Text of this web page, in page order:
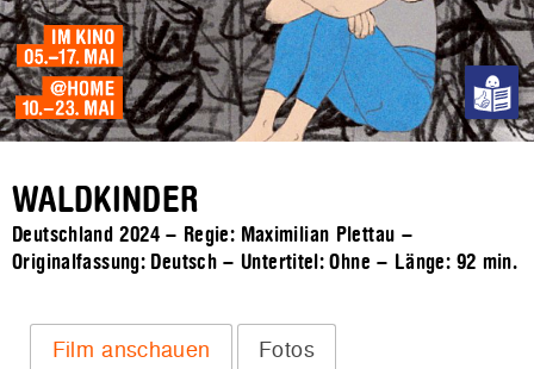
WALDKINDER
Deutschland 2024 – Regie: Maximilian Plettau –
Originalfassung: Deutsch – Untertitel: Ohne – Länge: 92 min.
Film anschauen Fotos